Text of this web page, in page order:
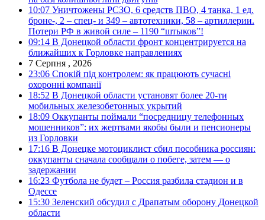
10:07 Уничтожены РСЗО, 6 средств ПВО, 4 танка, 1 ед.
броне-, 2 – спец- и 349 – автотехники, 58 – артиллерии.
Потери РФ в живой силе – 1190 “штыков”!
09:14 В Донецкой области фронт концентрируется на
ближайших к Горловке направлениях
7 Серпня , 2026
23:06 Спокій під контролем: як працюють сучасні
охоронні компанії
18:52 В Донецкой области установят более 20-ти
мобильных железобетонных укрытий
18:09 Оккупанты поймали “посредницу телефонных
мошенников”: их жертвами якобы были и пенсионеры
из Горловки
17:16 В Донецке мотоциклист сбил пособника россиян:
оккупанты сначала сообщали о побеге, затем — о
задержании
16:23 Футбола не будет – Россия разбила стадион и в
Одессе
15:30 Зеленский обсудил с Драпатым оборону Донецкой
области